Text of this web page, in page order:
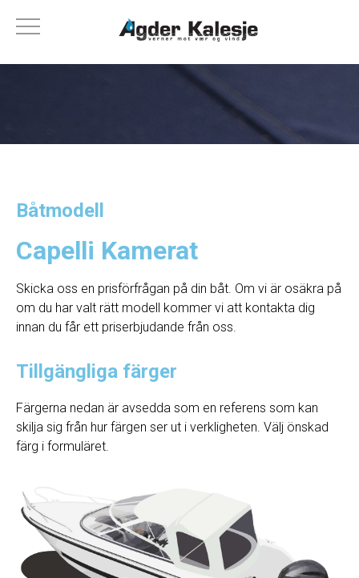
Båtmodell
Capelli Kamerat
Skicka oss en prisförfrågan på din båt. Om vi ​​är osäkra på
om du har valt rätt modell kommer vi att kontakta dig
innan du får ett priserbjudande från oss.
Tillgängliga färger
Färgerna nedan är avsedda som en referens som kan
skilja sig från hur färgen ser ut i verkligheten. Välj önskad
färg i formuläret.